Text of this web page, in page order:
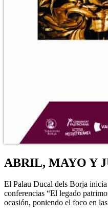
ABRIL, MAYO Y
El Palau Ducal dels Borja
conferencias “El legado
ocasión, poniendo el foco en